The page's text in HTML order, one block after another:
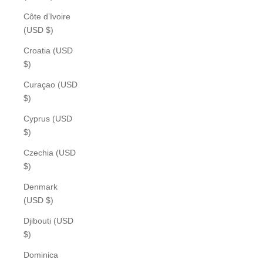
Côte d’Ivoire
(USD $)
Croatia (USD
$)
Curaçao (USD
$)
Cyprus (USD
$)
Czechia (USD
$)
Denmark
(USD $)
Djibouti (USD
$)
Dominica